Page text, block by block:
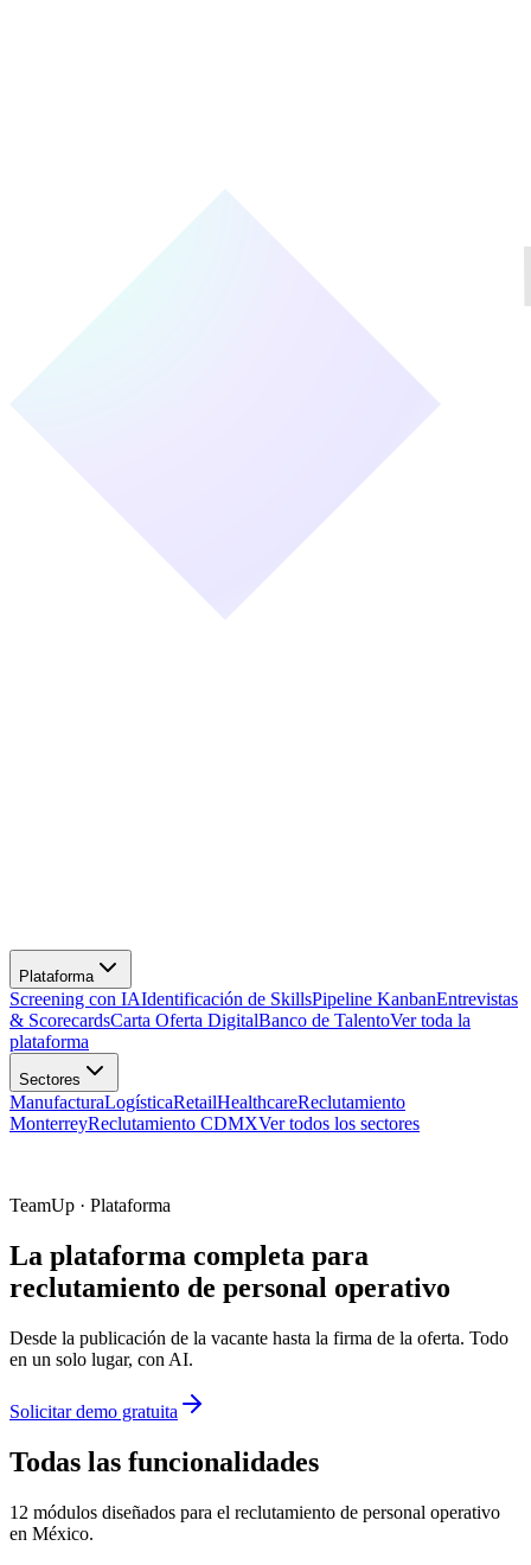
Screening con IAIdentificación de SkillsPipeline KanbanEntrevistas
& ScorecardsCarta Oferta DigitalBanco de TalentoVer toda la
plataforma
ManufacturaLogísticaRetailHealthcareReclutamiento
MonterreyReclutamiento CDMXVer todos los sectores
TeamUp · Plataforma
La plataforma completa para
reclutamiento de personal operativo
Desde la publicación de la vacante hasta la firma de la oferta. Todo
en un solo lugar, con AI.
Solicitar demo gratuita
Todas las funcionalidades
12 módulos diseñados para el reclutamiento de personal operativo
en México.